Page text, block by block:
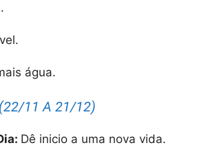
água.
11 A 21/12)
Dê inicio a uma nova vida.